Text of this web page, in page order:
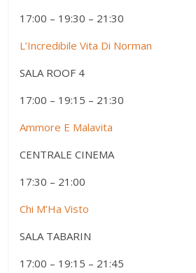
17:00 – 19:30 – 21:30
L’Incredibile Vita Di Norman
SALA ROOF 4
17:00 – 19:15 – 21:30
Ammore E Malavita
CENTRALE CINEMA
17:30 – 21:00
Chi M’Ha Visto
SALA TABARIN
17:00 – 19:15 – 21:45